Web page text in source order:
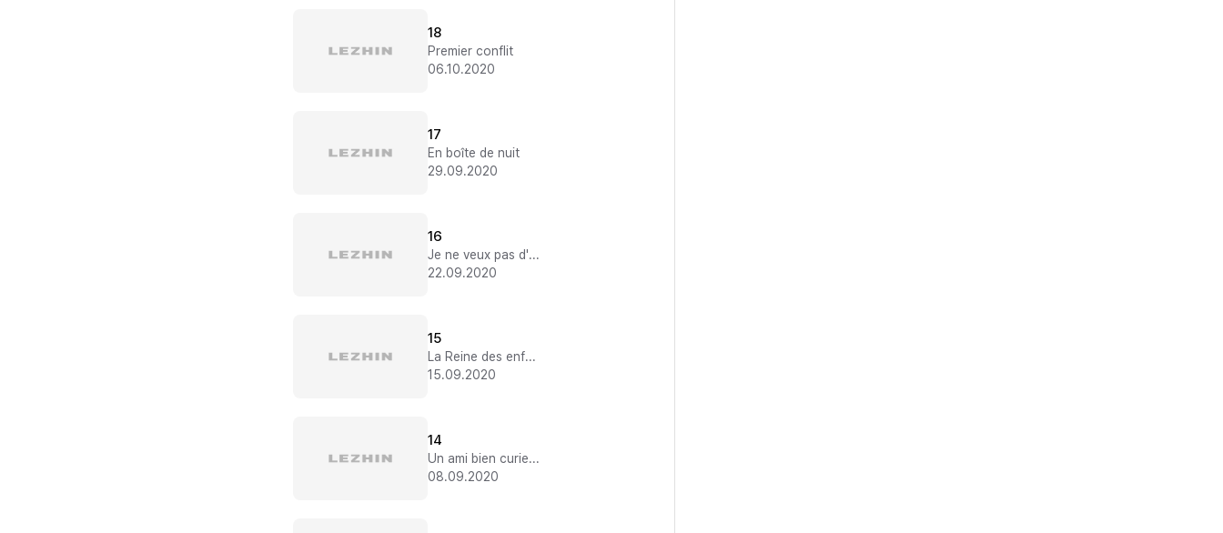
18
Premier conflit
06.10.2020
17
En boîte de nuit
29.09.2020
16
Je ne veux pas d'un humain
22.09.2020
15
La Reine des enfers
15.09.2020
14
Un ami bien curieux
08.09.2020